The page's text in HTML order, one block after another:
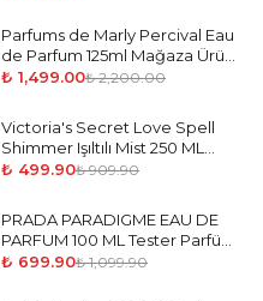
-32%
Parfums de Marly Percival Eau
de Parfum 125ml Mağaza Ürün
Man
₺ 1,499.00₺ 2,200.00
-45%
Victoria's Secret Love Spell
Shimmer Işıltılı Mist 250 ML
Vücut Spreyi
₺ 499.90₺ 909.90
-36%
PRADA PARADIGME EAU DE
PARFUM 100 ML Tester Parfüm
Erkek
₺ 699.90₺ 1,099.90